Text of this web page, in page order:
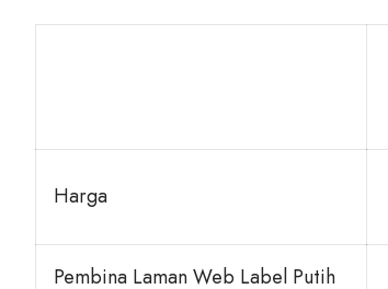
Harga
Pembina Laman Web Label Putih